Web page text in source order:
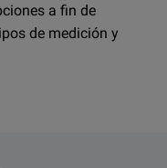
a fin de
de medición y